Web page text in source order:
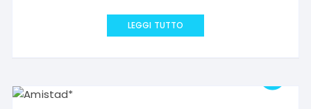
LEGGI TUTTO